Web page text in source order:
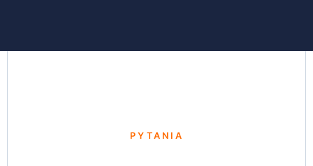
PYTANIA